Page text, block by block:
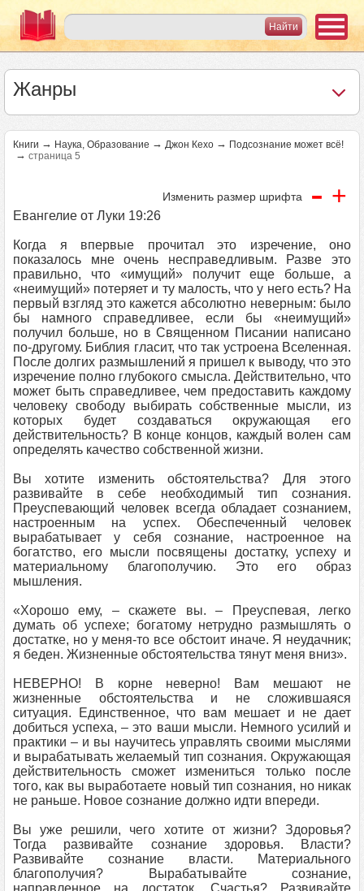
Жанры
Книги → Наука, Образование → Джон Кехо → Подсознание может всё!
→ страница 5
Изменить размер шрифта - +
Евангелие от Луки 19:26
Когда я впервые прочитал это изречение, оно
показалось мне очень несправедливым. Разве это
правильно, что «имущий» получит еще больше, а
«неимущий» потеряет и ту малость, что у него есть? На
первый взгляд это кажется абсолютно неверным: было
бы намного справедливее, если бы «неимущий»
получил больше, но в Священном Писании написано
по-другому. Библия гласит, что так устроена Вселенная.
После долгих размышлений я пришел к выводу, что это
изречение полно глубокого смысла. Действительно, что
может быть справедливее, чем предоставить каждому
человеку свободу выбирать собственные мысли, из
которых будет создаваться окружающая его
действительность? В конце концов, каждый волен сам
определять качество собственной жизни.
Вы хотите изменить обстоятельства? Для этого
развивайте в себе необходимый тип сознания.
Преуспевающий человек всегда обладает сознанием,
настроенным на успех. Обеспеченный человек
вырабатывает у себя сознание, настроенное на
богатство, его мысли посвящены достатку, успеху и
материальному благополучию. Это его образ
мышления.
«Хорошо ему, – скажете вы. – Преуспевая, легко
думать об успехе; богатому нетрудно размышлять о
достатке, но у меня-то все обстоит иначе. Я неудачник;
я беден. Жизненные обстоятельства тянут меня вниз».
НЕВЕРНО! В корне неверно! Вам мешают не
жизненные обстоятельства и не сложившаяся
ситуация. Единственное, что вам мешает и не дает
добиться успеха, – это ваши мысли. Немного усилий и
практики – и вы научитесь управлять своими мыслями
и вырабатывать желаемый тип сознания. Окружающая
действительность сможет измениться только после
того, как вы выработаете новый тип сознания, но никак
не раньше. Новое сознание должно идти впереди.
Вы уже решили, чего хотите от жизни? Здоровья?
Тогда развивайте сознание здоровья. Власти?
Развивайте сознание власти. Материального
благополучия? Вырабатывайте сознание,
направленное на достаток. Счастья? Развивайте